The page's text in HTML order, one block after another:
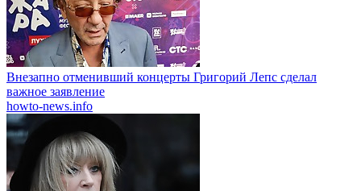
Внезапно отменивший концерты Григорий Лепс сделал
важное заявление
howto-news.info